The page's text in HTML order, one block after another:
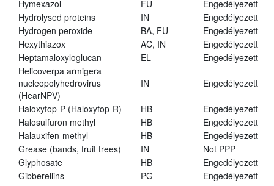
Hymexazol
FU
Engedélyezett
Hydrolysed proteins
IN
Engedélyezett
Hydrogen peroxide
BA, FU
Engedélyezett
Hexythiazox
AC, IN
Engedélyezett
Heptamaloxyloglucan
EL
Engedélyezett
Helicoverpa armigera
nucleopolyhedrovirus
(HearNPV)
IN Engedélyezett
Haloxyfop-P (Haloxyfop-R) HB
Engedélyezett
Halosulfuron methyl
HB
Engedélyezett
Halauxifen-methyl
HB
Engedélyezett
Grease (bands, fruit trees)
IN
Not PPP
Glyphosate
HB
Engedélyezett
Gibberellins
PG
Engedélyezett